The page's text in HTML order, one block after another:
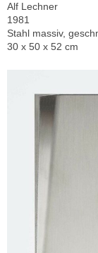
Alf Lechner
1981
Stahl massiv,
30 x 50 x 52 cm